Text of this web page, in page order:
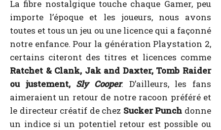
La fibre nostalgique touche chaque Gamer, peu
importe l’époque et les joueurs, nous avons
toutes et tous un jeu ou une licence qui a façonné
notre enfance. Pour la génération Playstation 2,
certains citeront des titres et licences comme
Ratchet & Clank, Jak and Daxter, Tomb Raider
ou justement, Sly Cooper. D’ailleurs, les fans
aimeraient un retour de notre racoon préféré et
le directeur créatif de chez Sucker Punch donne
un indice si un potentiel retour est possible ou